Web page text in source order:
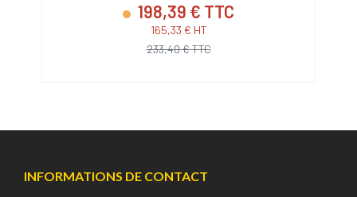
198,39 € TTC
165,33 € HT
233,40 € TTC
INFORMATIONS DE CONTACT